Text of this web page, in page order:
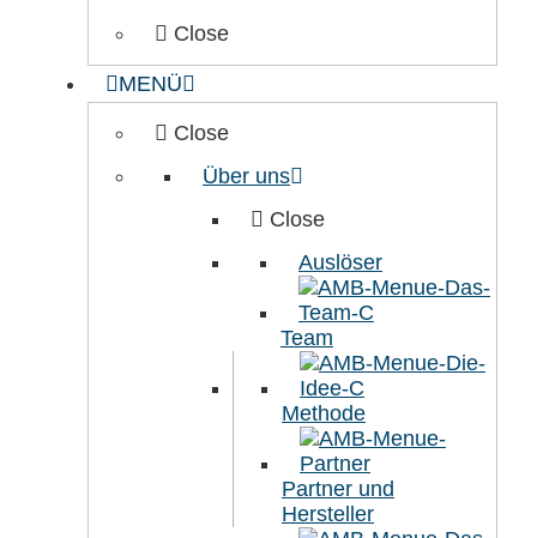
Close
MENÜ
Close
Über uns
Close
Auslöser
Team
Methode
Partner und
Hersteller